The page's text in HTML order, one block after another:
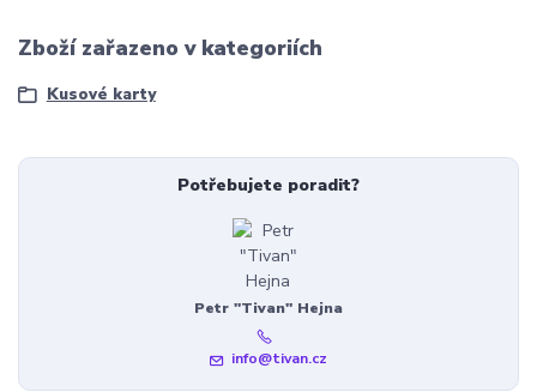
Zboží zařazeno v kategoriích
Kusové karty
Potřebujete poradit?
Petr "Tivan" Hejna
info@tivan.cz